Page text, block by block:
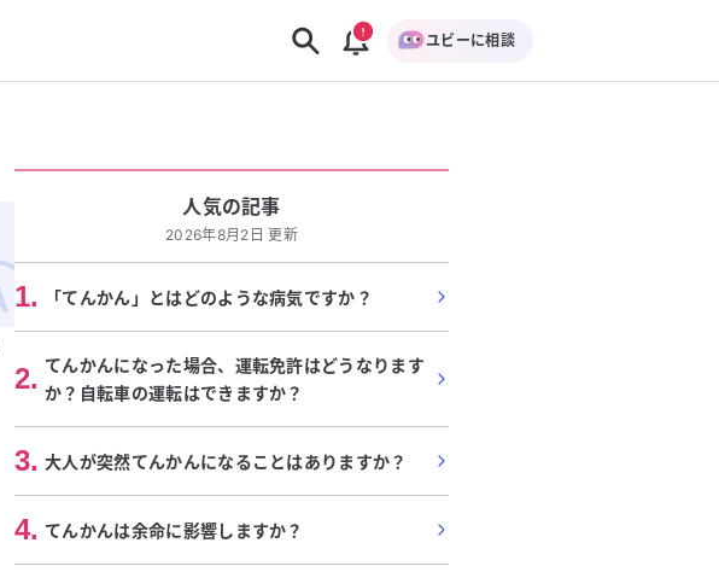
ユビーに相談
人気の記事
2026年8月2日 更新
1. 「てんかん」とはどのような病気ですか？
2. てんかんになった場合、運転免許はどうなります
か？自転車の運転はできますか？
3. 大人が突然てんかんになることはありますか？
4. てんかんは余命に影響しますか？